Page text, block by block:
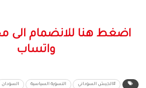
اضغط هنا للانضمام الى
واتساب
#الجيش السوداني التسوية السياسية السودان